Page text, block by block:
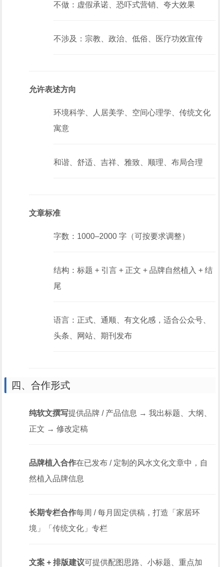
不做：虚假承诺、恐吓式营销、夸大效果
不涉及：宗教、政治、低俗、医疗功效宣传
允许表述方向
环境科学、人居美学、空间心理学、传统文化
寓意
和谐、舒适、吉祥、雅致、顺理、布局合理
文章标准
字数：1000–2000 字（可按要求调整）
结构：标题 + 引言 + 正文 + 品牌自然植入 + 结
尾
语言：正式、通顺、有文化感，适合公众号、
头条、网站、期刊发布
四、合作形式
纯软文撰写提供品牌 / 产品信息 → 我出标题、大纲、
正文 → 修改定稿
品牌植入合作在已发布 / 定制的风水文化文章中，自
然植入品牌信息
长期专栏合作每周 / 每月固定供稿，打造「家居环
境」「传统文化」专栏
文案 + 排版建议可提供配图思路、小标题、重点加